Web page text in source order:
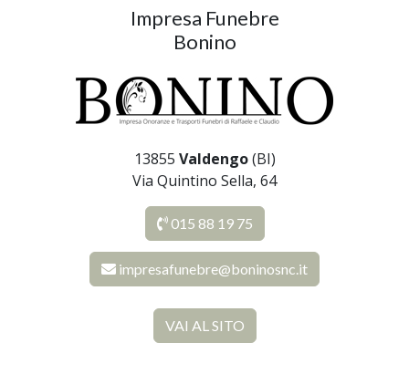
Impresa Funebre
Bonino
13855 Valdengo(BI)
Via Quintino Sella, 64
015 88 19 75
impresafunebre@boninosnc.it
VAI AL SITO